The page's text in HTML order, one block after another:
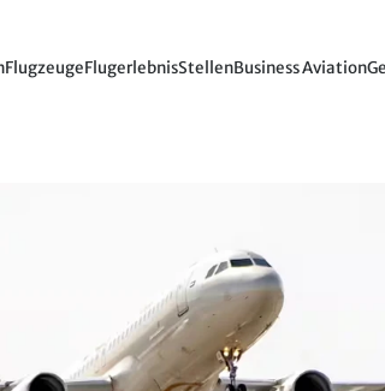
FlugzeugeFlugerlebnisStellenBusiness Aviation